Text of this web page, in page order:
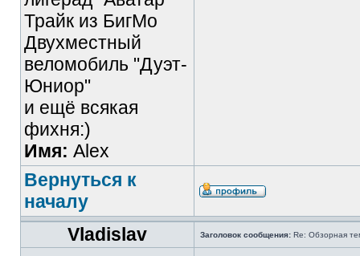
Трайк из БигМо
Двухместный
веломобиль "Дуэт-
Юниор"
и ещё всякая
фихня:)
Имя: Alex
Вернуться к
началу
Vladislav
Заголовок сообщения: Re: Обзорная